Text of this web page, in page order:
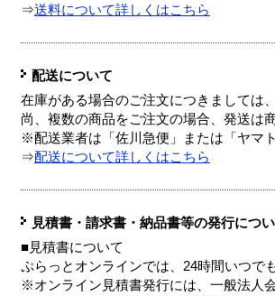
⇒送料について詳しくはこちら
配送について
在庫がある場合のご注文につきましては
尚、複数の商品をご注文の場合、発送は
※配送業者は「佐川急便」または「ヤマ
⇒配送について詳しくはこちら
見積書・請求書・納品書等の発行につ
■見積書について
ぷらっとオンラインでは、24時間いつで
※オンライン見積書発行には、一般法人